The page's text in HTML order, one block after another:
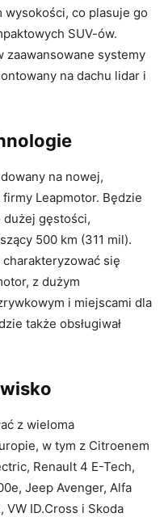
wysokości, co plasuje go
SUV-ów.
zaawansowane systemy
na dachu lidar i
na nowej,
Leapmotor. Będzie
dużej gęstości,
500 km (311 mil).
się
z dużym
i miejscami dla
także obsługiwał
z wieloma
w tym z Citroenem
Renault 4 E-Tech,
Jeep Avenger, Alfa
VW ID.Cross i Skoda